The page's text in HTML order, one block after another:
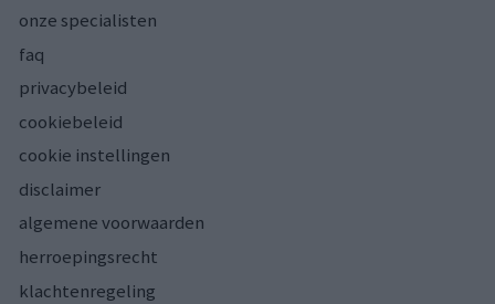
onze specialisten
faq
privacybeleid
cookiebeleid
cookie instellingen
disclaimer
algemene voorwaarden
herroepingsrecht
klachtenregeling